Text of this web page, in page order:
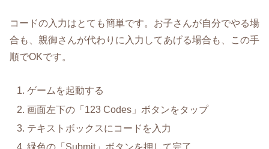
コードの入力はとても簡単です。お子さんが自分でやる場
合も、親御さんが代わりに入力してあげる場合も、この手
順でOKです。
ゲームを起動する
画面左下の「123 Codes」ボタンをタップ
テキストボックスにコードを入力
緑色の「Submit」ボタンを押して完了